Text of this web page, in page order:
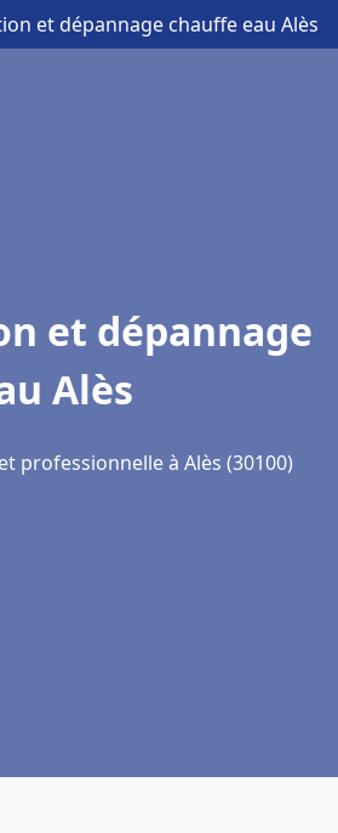
et dépannage chauffe eau Alès
et dépannage
Alès
professionnelle à Alès (30100)